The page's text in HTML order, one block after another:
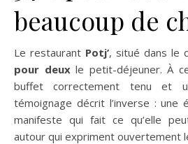
beaucoup de
Le restaurant Potj’, situé dans le
pour deuxle petit-déjeuner. À
buffet correctement tenu et
témoignage décrit l’inverse : une
manifeste qui fait ce qu’elle
autour qui expriment ouvertement